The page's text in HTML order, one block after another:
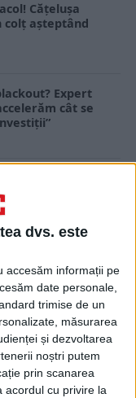
dvs. este
accesăm informații pe
date personale,
trimise de un
măsurarea
și dezvoltarea
noștri putem
prin scanarea
acordul cu privire la
Cățelușa
așteptând
Expert
cât se
la
să fie ucis de
care i-o
Motown